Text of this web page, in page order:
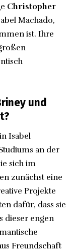
Christopher
Machado,
ist. Ihre
und
Isabel
an der
sich im
zunächst eine
Projekte
dafür, dass sie
dieser engen
Freundschaft